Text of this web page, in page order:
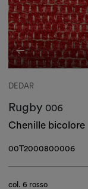
DEDAR
Rugby 006
Chenille bicolore
00T2000800006
col.6 rosso